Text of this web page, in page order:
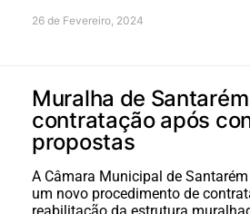
26 de Fevereiro, 2024
Muralha de
contratação após
propostas
A Câmara Municipal de
um novo procedimento de